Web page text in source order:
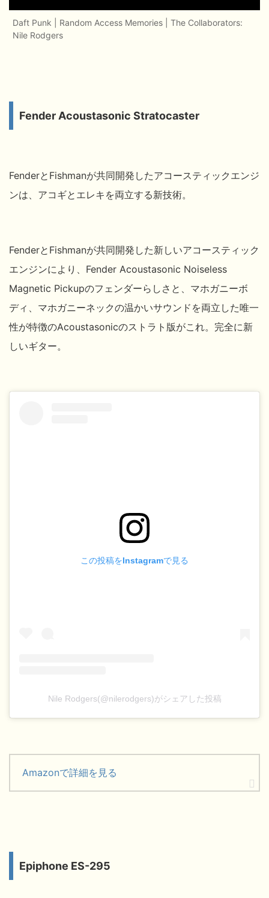
Daft Punk | Random Access Memories | The Collaborators:
Nile Rodgers
Fender Acoustasonic Stratocaster
FenderとFishmanが共同開発したアコースティックエンジ
ンは、アコギとエレキを両立する新技術。
FenderとFishmanが共同開発した新しいアコースティック
エンジンにより、Fender Acoustasonic Noiseless
Magnetic Pickupのフェンダーらしさと、マホガニーボ
ディ、マホガニーネックの温かいサウンドを両立した唯一
性が特徴のAcoustasonicのストラト版がこれ。完全に新
しいギター。
この投稿をInstagramで見る
Nile Rodgers(@nilerodgers)がシェアした投稿
Amazonで詳細を見る
Epiphone ES-295